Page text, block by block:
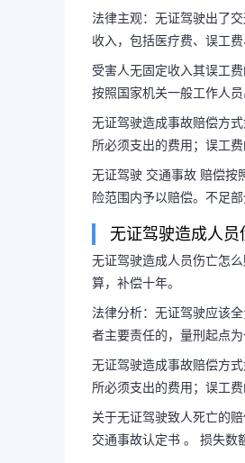
法律主观：无证驾驶出了
收入，包括医疗费、误工
受害人无固定收入其误工
按照国家机关一般工作人
无证驾驶造成事故赔偿方
所必须支出的费用；误工费
无证驾驶 交通事故 赔偿按
险范围内予以赔偿。不足
无证驾驶造成人
无证驾驶造成人员伤亡怎
算，补偿十年。
法律分析：无证驾驶应该
者主要责任的，量刑起点为
无证驾驶造成事故赔偿方
所必须支出的费用；误工费
关于无证驾驶致人死亡的
交通事故认定书 。 损失数